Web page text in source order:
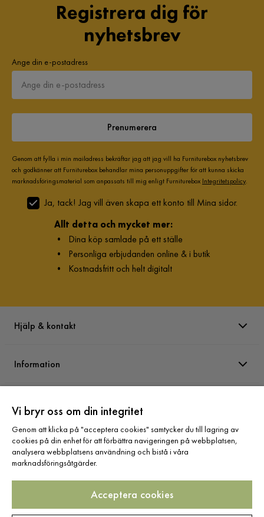
Registrera dig för
nyhetsbrev
Ange din e-postadress
Prenumerera
Genom att fylla i min mailadress bekräftar jag att jag vill ha Furniturebox nyhetsbrev
och godkänner att Furniturebox behandlar mina personuppgifter för att kunna skicka
marknadsföringsmaterial som anpassats till mig enligt Furniturebox Integritetspolicy.
Ja, tack! Jag vill även skapa ett konto till Mina sidor.
Allt detta och mycket mer:
• Dina köp samlade på ett ställe
• Personliga erbjudanden online & i butik
• Kostnadsfritt och helt digitalt
Hjälp & kontakt
Information
Sortiment
Följ oss
Vi bryr oss om din integritet
Genom att klicka på "acceptera cookies" samtycker du till lagring av
cookies på din enhet för att förbättra navigeringen på webbplatsen,
analysera webbplatsens användning och bistå i våra
marknadsföringsåtgärder.
Acceptera cookies